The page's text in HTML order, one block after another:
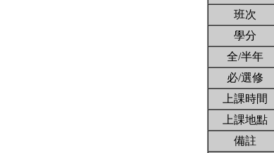
班次
學分
全/半年
必/選修
上課時間
上課地點
備註